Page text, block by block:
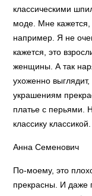
классическими
моде. Мне кажется,
например. Я не
кажется, это
женщины. А так
ухоженно
украшениям
платье с перьями.
классику
Анна Семенович
По-моему, это
прекрасны. И даже